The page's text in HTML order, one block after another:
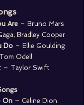
Are – Bruno Mars
Bradley Cooper
Do – Ellie Goulding
Odell
– Taylor Swift
On – Celine Dion